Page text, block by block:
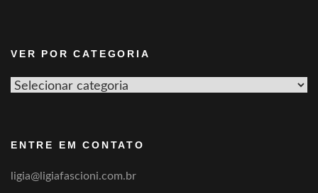
VER POR CATEGORIA
Ver
ENTRE EM CONTATO
ligia@ligiafascioni.com.br